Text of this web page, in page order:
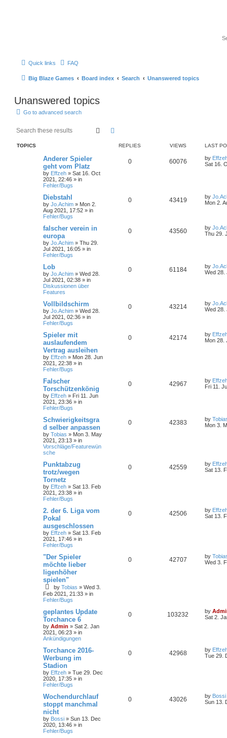
Quick links FAQ
Big Blaze Games Board index Search Unanswered topics
Unanswered topics
Go to advanced search
Search
TOPICS REPLIES VIEWS LAST
Anderer Spieler
geht vom Platz
by Effzeh » Sat 16. Oct
2021, 22:46 » in
Fehler/Bugs
0 60076 by
Sat 16.
Diebstahl
by Jo.Achim » Mon 2.
Aug 2021, 17:52 » in
Fehler/Bugs
0 43419 by
Mon 2.
falscher verein in
europa
by Jo.Achim » Thu 29.
Jul 2021, 16:05 » in
Fehler/Bugs
0 43560 by
Thu 29.
Lob
by Jo.Achim » Wed 28.
Jul 2021, 02:38 » in
Diskussionen über
Features
0 61184 by
Wed 28.
Vollbildschirm
by Jo.Achim » Wed 28.
Jul 2021, 02:36 » in
Fehler/Bugs
0 43214 by
Wed 28.
Spieler mit
auslaufendem
Vertrag ausleihen
by Effzeh » Mon 28. Jun
2021, 22:38 » in
Fehler/Bugs
0 42174 by
Mon 28.
Falscher
Torschützenkönig
by Effzeh » Fri 11. Jun
2021, 23:36 » in
Fehler/Bugs
0 42967 by
Fri 11.
Schwierigkeitsgra
d selber anpassen
by Tobias » Mon 3. May
2021, 23:13 » in
Vorschläge/Featurewün
sche
0 42383 by
Mon 3.
Punktabzug
trotz/wegen
Tornetz
by Effzeh » Sat 13. Feb
2021, 23:38 » in
Fehler/Bugs
0 42559 by
Sat 13.
2. der 6. Liga vom
Pokal
ausgeschlossen
by Effzeh » Sat 13. Feb
2021, 17:46 » in
Fehler/Bugs
0 42506 by
Sat 13.
"Der Spieler
möchte lieber
ligenhöher
spielen"
by Tobias » Wed 3.
Feb 2021, 21:33 » in
Fehler/Bugs
0 42707 by
Wed 3.
geplantes Update
Torchance 6
by Admin » Sat 2. Jan
2021, 06:23 » in
Ankündigungen
0 103232 by
Sat 2.
Torchance 2016-
Werbung im
Stadion
by Effzeh » Tue 29. Dec
2020, 17:35 » in
Fehler/Bugs
0 42968 by
Tue 29.
Wochendurchlauf
stoppt manchmal
nicht
by Bossi » Sun 13. Dec
2020, 13:46 » in
Fehler/Bugs
0 43026 by Bossi
Sun 13.